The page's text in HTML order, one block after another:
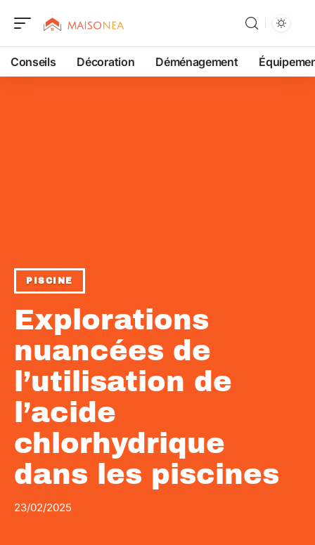
Conseils Décoration Déménagement
PISCINE
Explorations
nuancées de
l’utilisation de
l’acide
chlorhydrique
dans les piscines
23/02/2025